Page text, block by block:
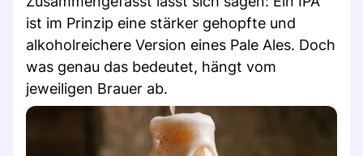
ist im Prinzip eine stärker gehopfte und
alkoholreichere Version eines Pale Ales. Doch
was genau das bedeutet, hängt vom
jeweiligen Brauer ab.